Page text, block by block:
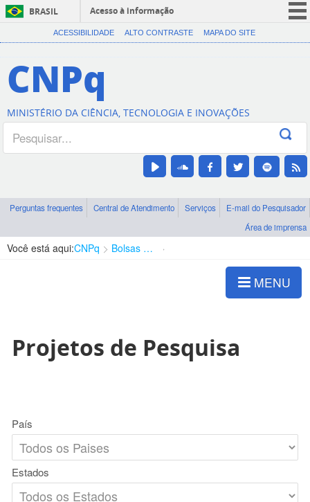
BRASIL
Acesso à informação
CORONAVÍRUS (COVID-19)
Canais
ACESSIBILIDADE ALTO CONTRASTE MAPA DO SITE
CNPq
MINISTÉRIO DA CIÊNCIA, TECNOLOGIA E INOVAÇÕES
Perguntas frequentes Central de Atendimento Serviços
E-mail do Pesquisador
Área de imprensa
Você está aqui:CNPq Bolsas e Auxílios Vigentes
MENU
Projetos de Pesquisa
País
Estados